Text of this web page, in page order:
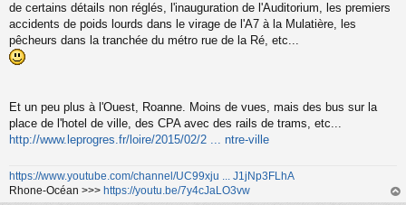
de certains détails non réglés, l'inauguration de l'Auditorium, les premiers
accidents de poids lourds dans le virage de l'A7 à la Mulatière, les
pêcheurs dans la tranchée du métro rue de la Ré, etc...
Et un peu plus à l'Ouest, Roanne. Moins de vues, mais des bus sur la
place de l'hotel de ville, des CPA avec des rails de trams, etc...
http://www.leprogres.fr/loire/2015/02/2 ... ntre-ville
https://www.youtube.com/channel/UC99xju ... J1jNp3FLhA
Rhone-Océan >>> https://youtu.be/7y4cJaLO3vw